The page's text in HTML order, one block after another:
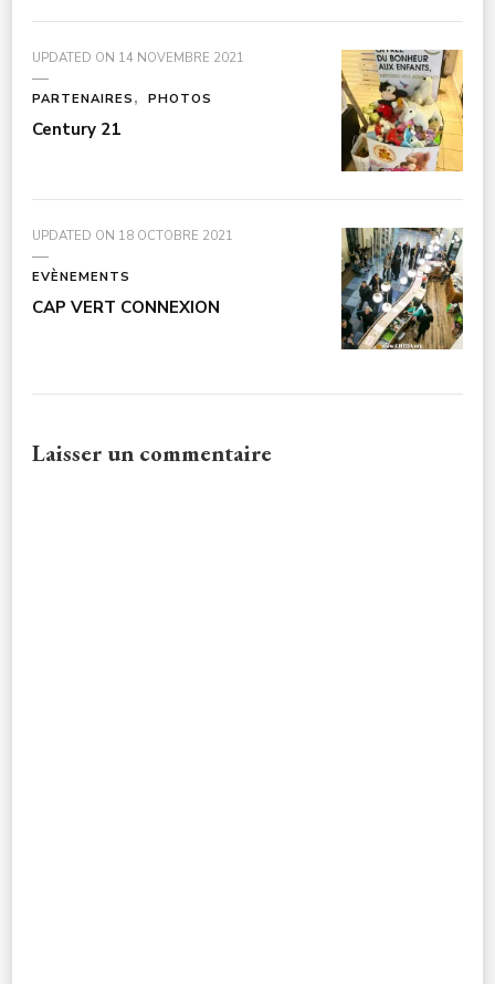
UPDATED ON 14 NOVEMBRE 2021
PARTENAIRES PHOTOS
Century 21
UPDATED ON 18 OCTOBRE 2021
EVÈNEMENTS
CAP VERT CONNEXION
Laisser un commentaire